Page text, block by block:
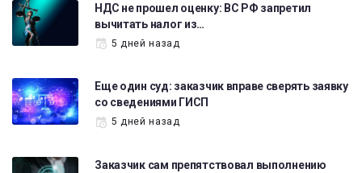
НДС не прошел оценку: ВС РФ запретил
вычитать налог из…
5 дней назад
Еще один суд: заказчик вправе сверять заявку
со сведениями ГИСП
5 дней назад
Заказчик сам препятствовал выполнению